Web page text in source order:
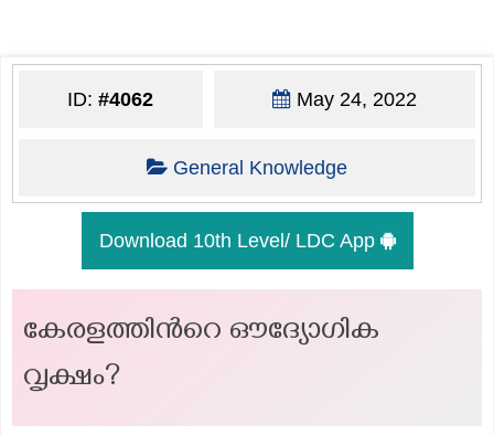
ID:#4062 May 24, 2022
General Knowledge
Download 10th Level/ LDC App
കേരളത്തിന്‍റെ ഔദ്യോഗിക
വൃക്ഷം?